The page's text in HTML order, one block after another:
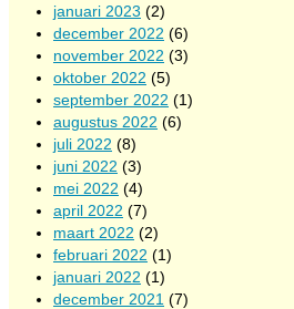
januari 2023 (2)
december 2022 (6)
november 2022 (3)
oktober 2022 (5)
september 2022 (1)
augustus 2022 (6)
juli 2022 (8)
juni 2022 (3)
mei 2022 (4)
april 2022 (7)
maart 2022 (2)
februari 2022 (1)
januari 2022 (1)
december 2021 (7)